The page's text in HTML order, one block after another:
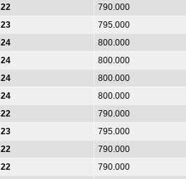
22
790.000
23
795.000
24
800.000
24
800.000
24
800.000
24
800.000
22
790.000
23
795.000
22
790.000
22
790.000